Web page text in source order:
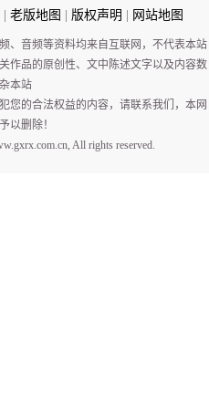
老版地图 版权声明 网站地图
、音频等资料均来自互联网，不代表本站
作品的原创性、文中陈述文字以及内容数
本站
您的合法权益的内容，请联系我们，本网
以删除！
All rights reserved.